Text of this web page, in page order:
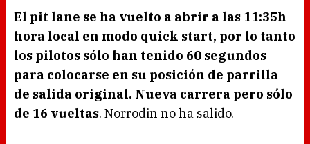
El pit lane se ha vuelto a abrir a las 11:35h
hora local en modo quick start, por lo tanto
los pilotos sólo han tenido 60 segundos
para colocarse en su posición de parrilla
de salida original. Nueva carrera pero sólo
de 16 vueltas. Norrodin no ha salido.